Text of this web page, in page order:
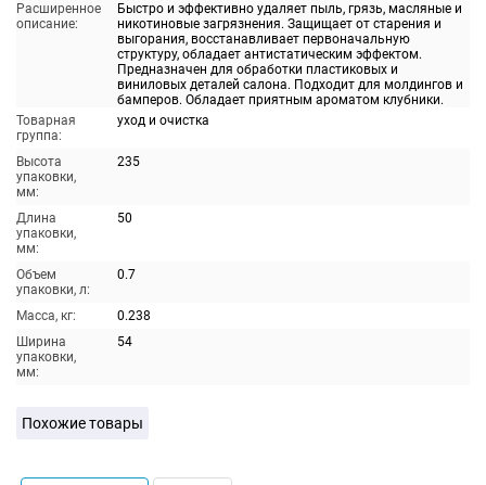
Расширенное
описание:
Быстро и эффективно удаляет пыль, грязь, масляные и
никотиновые загрязнения. Защищает от старения и
выгорания, восстанавливает первоначальную
структуру, обладает антистатическим эффектом.
Предназначен для обработки пластиковых и
виниловых деталей салона. Подходит для молдингов и
бамперов. Обладает приятным ароматом клубники.
Товарная
группа:
уход и очистка
Высота
упаковки,
мм:
235
Длина
упаковки,
мм:
50
Объем
упаковки, л:
0.7
Масса, кг:
0.238
Ширина
упаковки,
мм:
54
Похожие товары